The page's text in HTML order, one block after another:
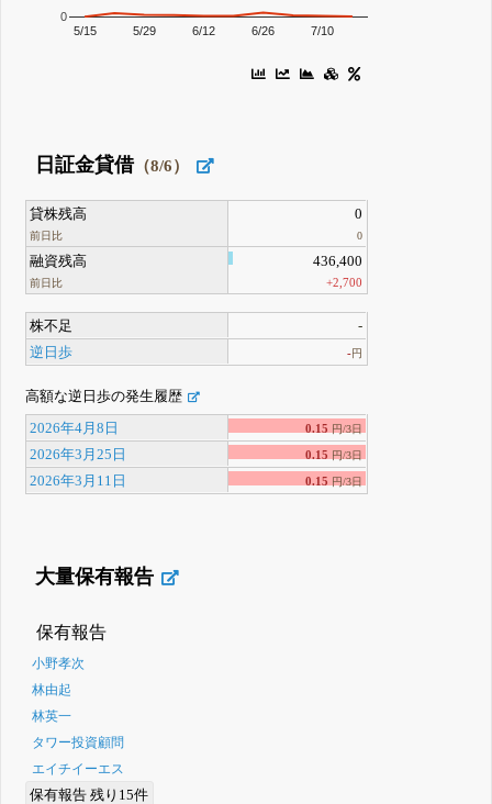
5/15 5/29 6/12 6/26 7/10
0
日証金貸借（8/6）
貸株残高
前日比
0
0
融資残高
前日比
436,400
+2,700
株不足
-
逆日歩
-円
高額な逆日歩の発生履歴
2026年4月8日 0.15 円/3日
2026年3月25日 0.15 円/3日
2026年3月11日 0.15 円/3日
大量保有報告
保有報告
小野孝次
林由起
林英一
タワー投資顧問
エイチイーエス
保有報告 残り15件